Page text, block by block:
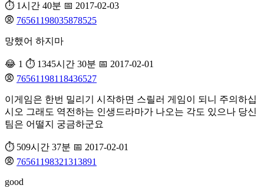
⏱️ 1시간 40분 📅 2017-02-03
76561198035878525
망했어 하지마
😂 1 ⏱️ 1345시간 30분 📅 2017-02-01
76561198118436527
이게임은 한번 밀리기 시작하면 스릴러 게임이 되니 주의하십
시오 그래도 역전하는 인생드라마가 나오는 각도 있으나 당신
팀은 어떨지 궁금하군요
⏱️ 509시간 37분 📅 2017-02-01
76561198321313891
good